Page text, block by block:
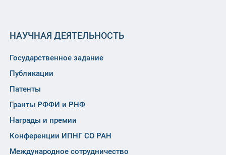
НАУЧНАЯ ДЕЯТЕЛЬНОСТЬ
Государственное задание
Публикации
Патенты
Гранты РФФИ и РНФ
Награды и премии
Конференции ИПНГ СО РАН
Международное сотрудничество